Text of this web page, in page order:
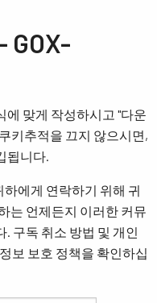
GOX-
에 맞게 작성하시고 "다운
키추적을 끄지 않으시면,
됩니다.
에게 연락하기 위해 귀
는 언제든지 이러한 커뮤
구독 취소 방법 및 개인
보 보호 정책을 확인하십